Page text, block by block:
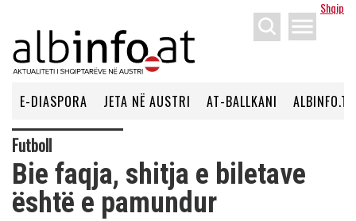
Shqip
menu
E-DIASPORA JETA NË AUSTRI AT-BALLKANI ALBINFO.TV
Futboll
Bie faqja, shitja e biletave
është e pamundur